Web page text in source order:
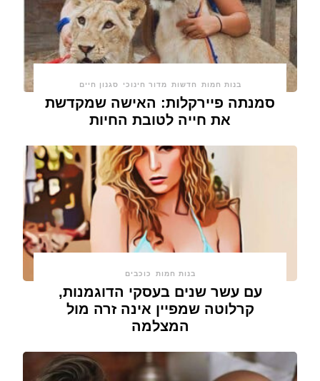
בנות חמות חדשות מדור חינוכי סגנון חיים
סמנתה פיירקלות: האישה שמקדשת
את חייה לטובת החיות
בנות חמות כוכבים
עם עשר שנים בעסקי הדוגמנות,
קרלוטה שמפיין אינה זרה מול
המצלמה